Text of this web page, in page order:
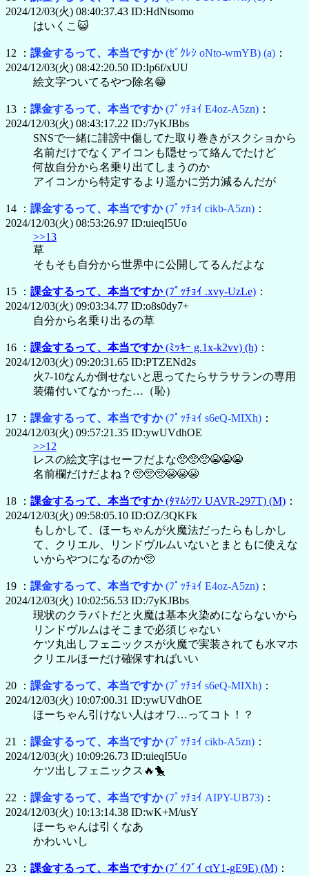
2024/12/03(火) 08:40:37.43 ID:HdNtsomo
はいくこ😺
12 ： 課金するって、本当ですか(ｾﾞｸﾚｼ oNto-wmYB) (a) ：
2024/12/03(火) 08:42:20.50 ID:Ip6f/xUU
絵文字ついてるやつ除名😁
13 ： 課金するって、本当ですか(ﾌﾟｯﾁｮｲ E4oz-A5zn) ：
2024/12/03(火) 08:43:17.22 ID:/7yKJBbs
SNSで一緒に誹謗中傷してた取り巻きがスクショから
名前だけでなくアイコンも隠せって絡んでたけど
何故自分から名乗り出てしまうのか
アイコンから特定するより遥かに労力減るんだが
14 ： 課金するって、本当ですか(ﾌﾟｯﾁｮｲ cikb-A5zn) ：
2024/12/03(火) 08:53:26.97 ID:uieqI5Uo
>>13
草
そもそも自分から世界中に公開してるんだよな
15 ： 課金するって、本当ですか(ﾌﾟｯﾁｮｲ .xvy-UzLe) ：
2024/12/03(火) 09:03:34.77 ID:o8s0dy7+
自分から名乗り出るの草
16 ： 課金するって、本当ですか(ﾐｯｷｰ g.1x-k2vv) (h) ：
2024/12/03(火) 09:20:31.65 ID:PTZENd2s
火7-10なんか倒せないと思ってたらサラサランの専用
装備付いてなかった…（恥）
17 ： 課金するって、本当ですか(ﾌﾟｯﾁｮｲ s6eQ-MIXh) ：
2024/12/03(火) 09:57:21.35 ID:ywUVdhOE
>>12
レスの絵文字はセーフだよな🥺🥺🥺😭😭😭
名前欄だけだよね？🥺🥺🥺😭😭😭
18 ： 課金するって、本当ですか(ﾀﾏﾑｼﾜﾝ UAVR-297T) (M) ：
2024/12/03(火) 09:58:05.10 ID:OZ/3QKFk
もしかして、ほーちゃんが火魔法だったらもしかし
て、クリエル、リンドヴルムいないとまともに使えな
いからやつになるのか🥺
19 ： 課金するって、本当ですか(ﾌﾟｯﾁｮｲ E4oz-A5zn) ：
2024/12/03(火) 10:02:56.53 ID:/7yKJBbs
現状のクラバトだと火魔は基本火染めにならないから
リンドヴルムはそこまで必須じゃない
ケツ丸出しフェニックスが火魔で実装されても水マホ
クリエルほーだけ確保すればいい
20 ： 課金するって、本当ですか(ﾌﾟｯﾁｮｲ s6eQ-MIXh) ：
2024/12/03(火) 10:07:00.31 ID:ywUVdhOE
ほーちゃん引けない人はオワ…ってコト！？
21 ： 課金するって、本当ですか(ﾌﾟｯﾁｮｲ cikb-A5zn) ：
2024/12/03(火) 10:09:26.73 ID:uieqI5Uo
ケツ出しフェニックス🔥🐤
22 ： 課金するって、本当ですか(ﾌﾟｯﾁｮｲ AIPY-UB73) ：
2024/12/03(火) 10:13:14.38 ID:wK+M/usY
ほーちゃんは引くなあ
かわいいし
23 ： 課金するって、本当ですか(ﾌﾞｲﾌﾞｲ ctY1-gE9E) (M) ：